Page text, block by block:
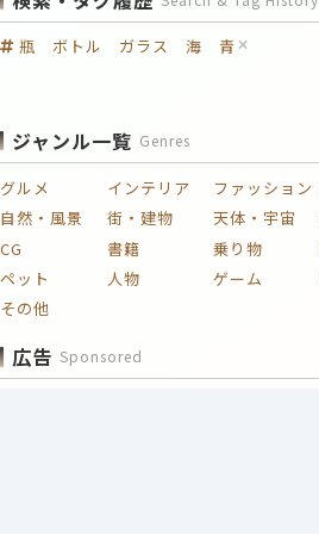
瓶 ボトル ガラス 海 青
ジャンル一覧 Genres
グルメ インテリア ファッション
自然・風景
街・建物 天体・宇宙
CG
書籍 乗り物
ペット
人物 ゲーム
その他
広告 Sponsored